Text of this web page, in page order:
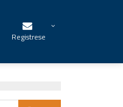
Registrese